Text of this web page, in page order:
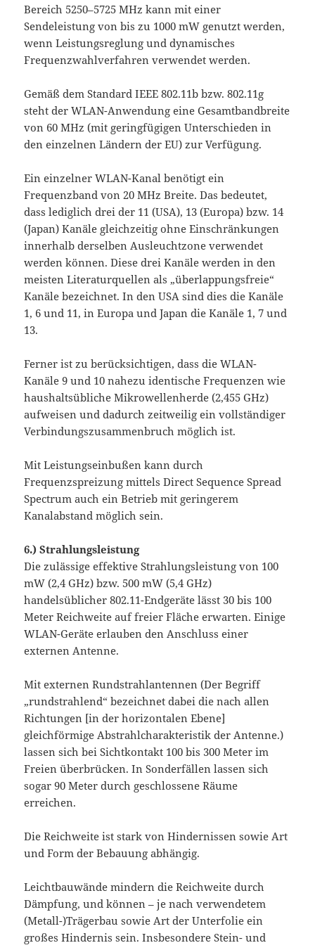
Bereich 5250–5725 MHz kann mit einer
Sendeleistung von bis zu 1000 mW genutzt werden,
wenn Leistungsreglung und dynamisches
Frequenzwahlverfahren verwendet werden.
Gemäß dem Standard IEEE 802.11b bzw. 802.11g
steht der WLAN-Anwendung eine Gesamtbandbreite
von 60 MHz (mit geringfügigen Unterschieden in
den einzelnen Ländern der EU) zur Verfügung.
Ein einzelner WLAN-Kanal benötigt ein
Frequenzband von 20 MHz Breite. Das bedeutet,
dass lediglich drei der 11 (USA), 13 (Europa) bzw. 14
(Japan) Kanäle gleichzeitig ohne Einschränkungen
innerhalb derselben Ausleuchtzone verwendet
werden können. Diese drei Kanäle werden in den
meisten Literaturquellen als „überlappungsfreie“
Kanäle bezeichnet. In den USA sind dies die Kanäle
1, 6 und 11, in Europa und Japan die Kanäle 1, 7 und
13.
Ferner ist zu berücksichtigen, dass die WLAN-
Kanäle 9 und 10 nahezu identische Frequenzen wie
haushaltsübliche Mikrowellenherde (2,455 GHz)
aufweisen und dadurch zeitweilig ein vollständiger
Verbindungszusammenbruch möglich ist.
Mit Leistungseinbußen kann durch
Frequenzspreizung mittels Direct Sequence Spread
Spectrum auch ein Betrieb mit geringerem
Kanalabstand möglich sein.
6.) Strahlungsleistung
Die zulässige effektive Strahlungsleistung von 100
mW (2,4 GHz) bzw. 500 mW (5,4 GHz)
handelsüblicher 802.11-Endgeräte lässt 30 bis 100
Meter Reichweite auf freier Fläche erwarten. Einige
WLAN-Geräte erlauben den Anschluss einer
externen Antenne.
Mit externen Rundstrahlantennen (Der Begriff
„rundstrahlend“ bezeichnet dabei die nach allen
Richtungen [in der horizontalen Ebene]
gleichförmige Abstrahlcharakteristik der Antenne.)
lassen sich bei Sichtkontakt 100 bis 300 Meter im
Freien überbrücken. In Sonderfällen lassen sich
sogar 90 Meter durch geschlossene Räume
erreichen.
Die Reichweite ist stark von Hindernissen sowie Art
und Form der Bebauung abhängig.
Leichtbauwände mindern die Reichweite durch
Dämpfung, und können – je nach verwendetem
(Metall-)Trägerbau sowie Art der Unterfolie ein
großes Hindernis sein. Insbesondere Stein- und